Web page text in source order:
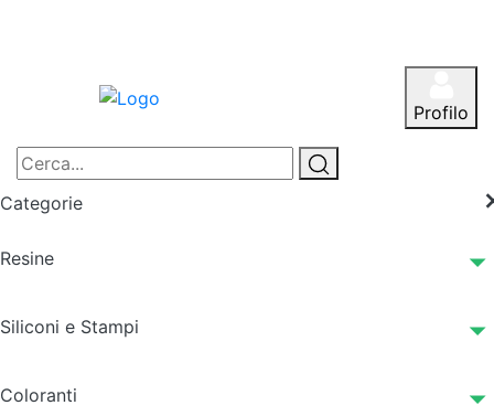
Profilo
Categorie
Resine
Siliconi e Stampi
Coloranti